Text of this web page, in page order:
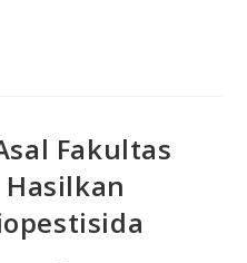
Fakultas